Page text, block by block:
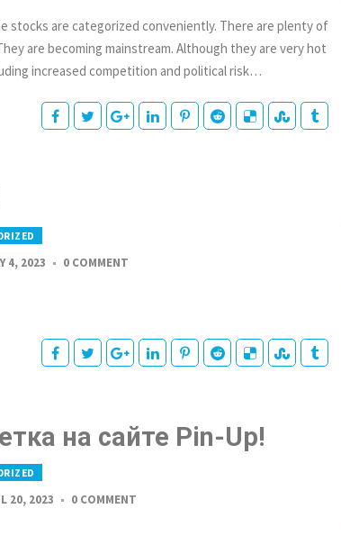
stocks are categorized conveniently. There are plenty of
are becoming mainstream. Although they are very hot
increased competition and political risk…
4, 2023 0 COMMENT
на сайте Pin-Up!
20, 2023 0 COMMENT